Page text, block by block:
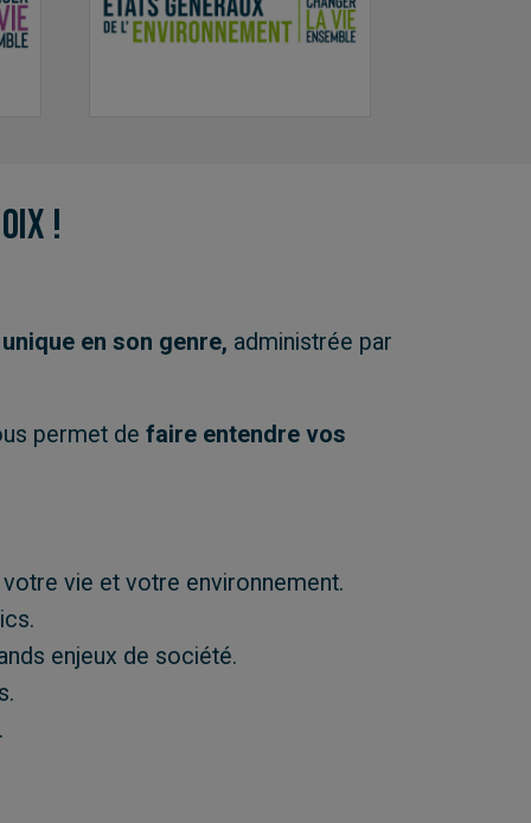
!
unique en son genre, administrée par
permet de faire entendre vos
vie et votre environnement.
enjeux de société.